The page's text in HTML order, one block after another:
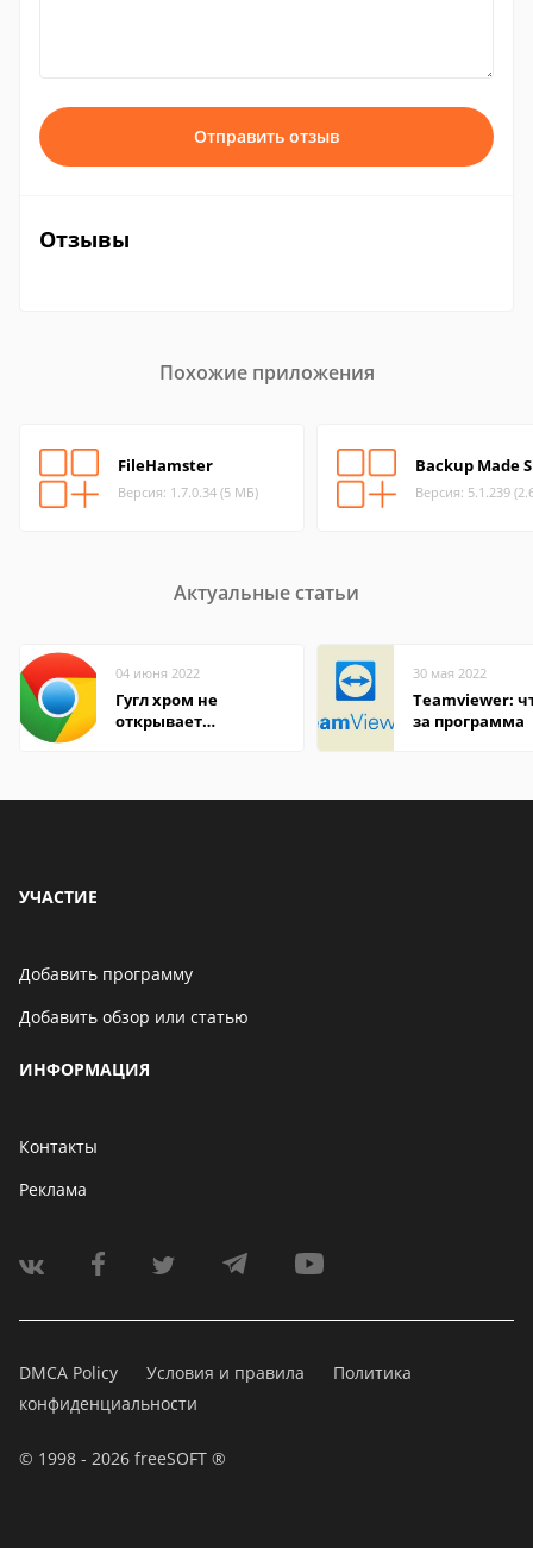
Отправить отзыв
Отзывы
Похожие приложения
FileHamster
Версия: 1.7.0.34 (5 МБ)
Backup Made
Версия: 5.1.239
Актуальные статьи
04 июня 2022
Гугл хром не
открывает
30 мая 2022
Teamviewer:
за программа
УЧАСТИЕ
Добавить программу
Добавить обзор или статью
ИНФОРМАЦИЯ
Контакты
Реклама
DMCA Policy Условия и правила
Политика
конфиденциальности
© 1998 - 2026 freeSOFT ®